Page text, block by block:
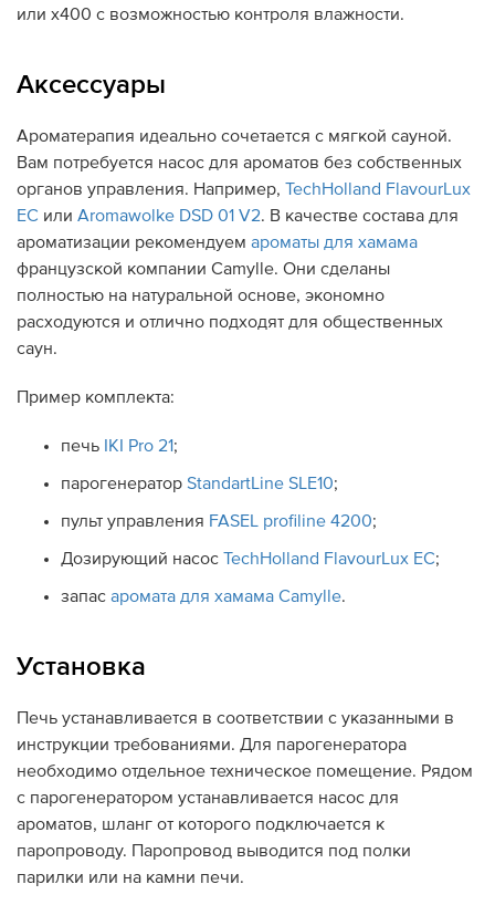
или x400 c возможностью контроля влажности.
Аксессуары
Ароматерапия идеально сочетается с мягкой сауной.
Вам потребуется насос для ароматов без собственных
органов управления. Например, TechHolland FlavourLux
EC или Aromawolke DSD 01 V2. В качестве состава для
ароматизации рекомендуем ароматы для хамама
французской компании Camylle. Они сделаны
полностью на натуральной основе, экономно
расходуются и отлично подходят для общественных
саун.
Пример комплекта:
печь IKI Pro 21;
парогенератор StandartLine SLE10;
пульт управления FASEL profiline 4200;
Дозирующий насос TechHolland FlavourLux EC;
запас аромата для хамама Camylle.
Установка
Печь устанавливается в соответствии с указанными в
инструкции требованиями. Для парогенератора
необходимо отдельное техническое помещение. Рядом
с парогенератором устанавливается насос для
ароматов, шланг от которого подключается к
паропроводу. Паропровод выводится под полки
парилки или на камни печи.